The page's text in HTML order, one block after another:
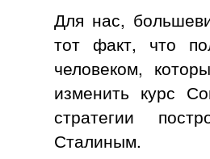
Для нас,
тот факт, что
человеком,
изменить курс
стратегии
Сталиным.